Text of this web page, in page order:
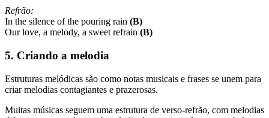
Refrão:
In the silence of the pouring rain (B)
Our love, a melody, a sweet refrain (B)
5. Criando a melodia
Estruturas melódicas são como notas musicais e frases se unem para
criar melodias contagiantes e prazerosas.
Muitas músicas seguem uma estrutura de verso-refrão, com melodias